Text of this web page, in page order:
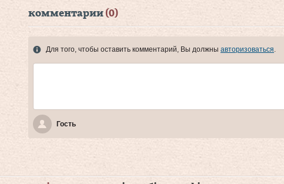
комментарии (0)
Для того, чтобы оставить комментарий, Вы должны авторизоваться
Гость